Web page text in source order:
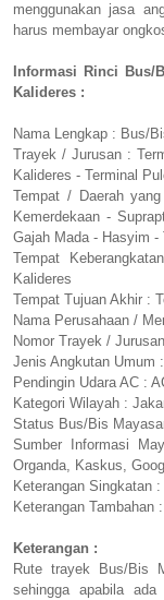
menggunakan jasa
harus membayar
Informasi Rinci Bus/
Kalideres :
Nama Lengkap : Bus/
Trayek / Jurusan :
Kalideres - Terminal
Tempat / Daerah
Kemerdekaan -
Gajah Mada - Hasyim -
Tempat
Kalideres
Tempat Tujuan Akhir :
Nama Perusahaan /
Nomor Trayek /
Jenis Angkutan Umum
Pendingin Udara AC :
Kategori Wilayah :
Status Bus/Bis
Sumber Informasi
Organda, Kaskus,
Keterangan Singkatan
Keterangan Tambahan
Keterangan :
Rute trayek Bus/Bis
sehingga apabila